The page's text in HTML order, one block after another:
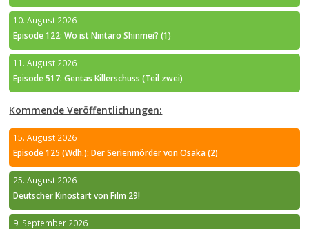
10. August 2026
Episode 122: Wo ist Nintaro Shinmei? (1)
11. August 2026
Episode 517: Gentas Killerschuss (Teil zwei)
Kommende Veröffentlichungen:
15. August 2026
Episode 125 (Wdh.): Der Serienmörder von Osaka (2)
25. August 2026
Deutscher Kinostart von Film 29!
9. September 2026